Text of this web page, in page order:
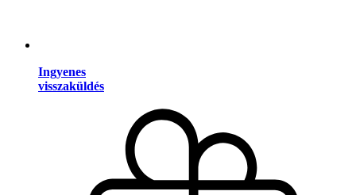
Ingyenes
visszaküldés